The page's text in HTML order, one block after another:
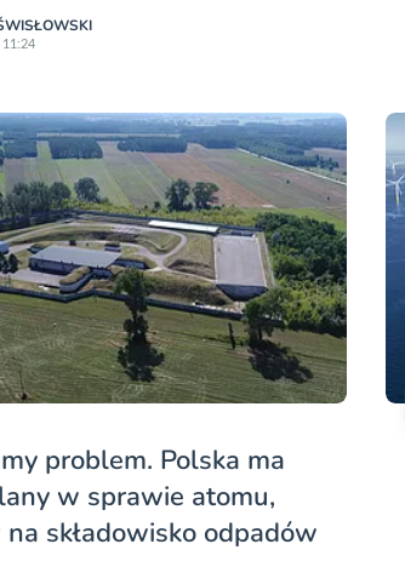
11:24
problem. Polska ma
w sprawie atomu,
na składowisko odpadów